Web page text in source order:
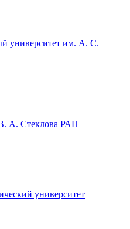
университет им. А. С.
А. Стеклова РАН
университет